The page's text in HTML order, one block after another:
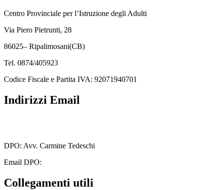
Centro Provinciale per l’Istruzione degli Adulti
Via Piero Pietrunti, 28
86025– Ripalimosani(CB)
Tel. 0874/405923
Codice Fiscale e Partita IVA: 92071940701
Indirizzi Email
DPO: Avv. Carmine Tedeschi
Email DPO:
Collegamenti utili